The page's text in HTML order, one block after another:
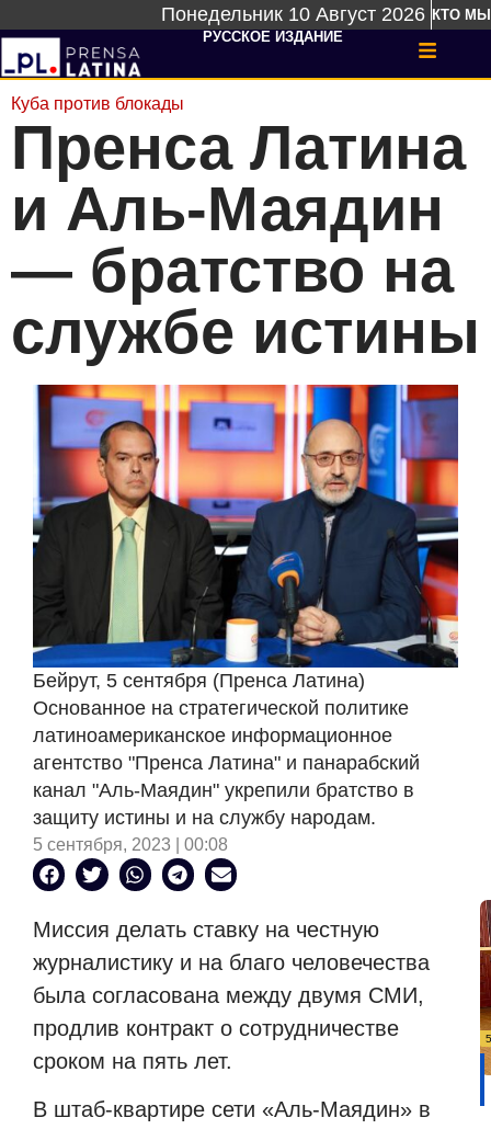
Понедельник 10 Август 2026 КТО МЫ
РУССКОЕ ИЗДАНИЕ
Куба против блокады
Пренса Латина
и Аль-Маядин
— братство на
службе истины
Бейрут, 5 сентября (Пренса Латина)
Основанное на стратегической политике
латиноамериканское информационное
агентство "Пренса Латина" и панарабский
канал "Аль-Маядин" укрепили братство в
защиту истины и на службу народам.
5 сентября, 2023 | 00:08
Миссия делать ставку на честную
журналистику и на благо человечества
была согласована между двумя СМИ,
продлив контракт о сотрудничестве
сроком на пять лет.
В штаб-квартире сети «Аль-Маядин» в